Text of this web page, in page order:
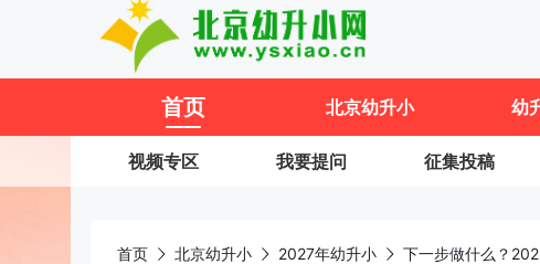
首页 北京幼升小 幼
视频专区 我要提问 征集投稿
首页 北京幼升小 2027年幼升小